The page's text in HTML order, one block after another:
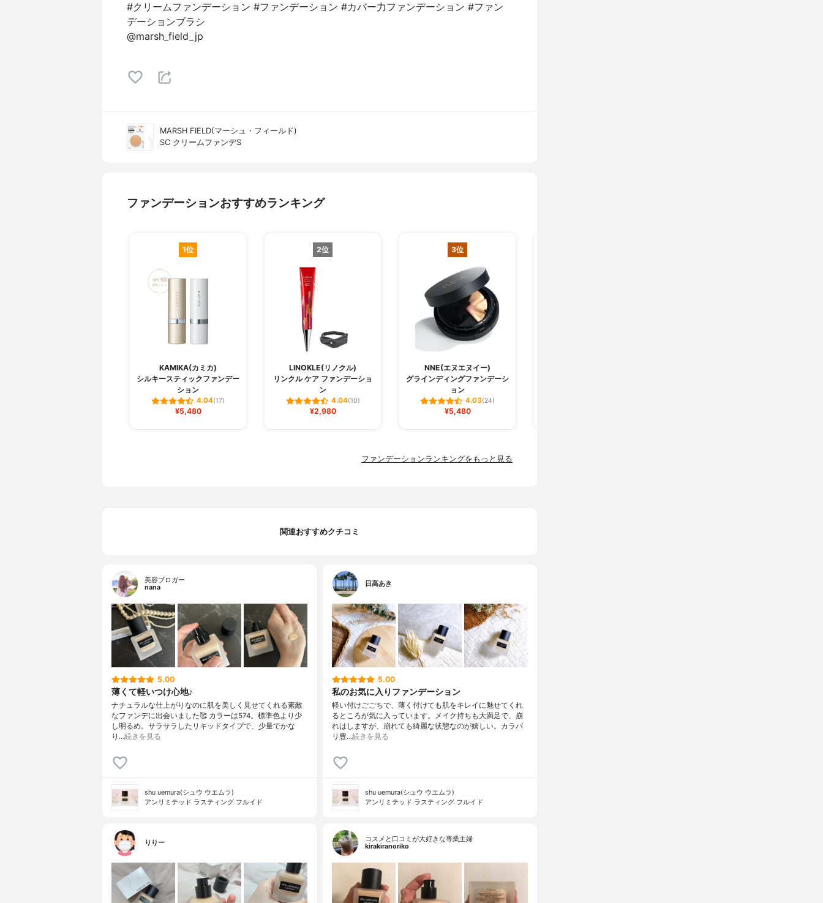
#クリームファンデーション #ファンデーション #カバー力ファンデーション #ファン
デーションブラシ
@marsh_field_jp
MARSH FIELD(マーシュ・フィールド)
SC クリームファンデS
ファンデーションおすすめランキング
1位
KAMIKA(カミカ)
シルキースティックファンデー
ション
4.04(17)
¥5,480
2位
LINOKLE(リノクル)
リンクル ケア ファンデーショ
ン
4.04(10)
¥2,980
3位
NNE(エヌエヌイー)
グラインディングファンデーシ
ョン
4.03(24)
¥5,480
ファンデーションランキングをもっと見る
関連おすすめクチコミ
美容ブロガー
nana
5.00
薄くて軽いつけ心地♪
ナチュラルな仕上がりなのに肌を美しく見せてくれる素敵
なファンデに出会いました🥰 カラーは574。標準色より少
し明るめ。サラサラしたリキッドタイプで、少量でかな
り…続きを見る
shu uemura(シュウ ウエムラ)
アンリミテッド ラスティング フルイド
日高あき
5.00
私のお気に入りファンデーション
軽い付けごごちで、薄く付けても肌をキレイに魅せてくれ
るところが気に入っています。メイク持ちも大満足で、崩
れはしますが、崩れても綺麗な状態なのが嬉しい。カラバ
リ豊…続きを見る
shu uemura(シュウ ウエムラ)
アンリミテッド ラスティング フルイド
りりー
コスメと口コミが大好きな専業主婦
kirakiranoriko